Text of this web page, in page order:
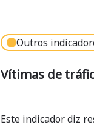
Outros
Vítimas de
Este indicador diz